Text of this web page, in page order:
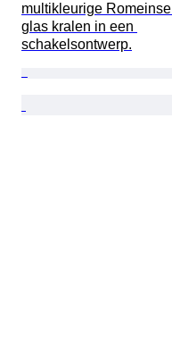
multikleurige Romeinse
glas kralen in een
schakelsontwerp.